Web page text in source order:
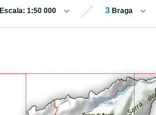
Escala: 1:50 000 3 Braga